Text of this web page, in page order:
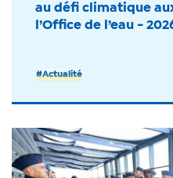
au défi climatique
l’Office de l’eau -
#Actualité